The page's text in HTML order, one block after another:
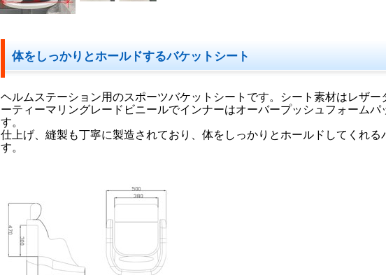
体をしっかりとホールドするバケットシート
ヘルムステーション用のスポーツバケットシートです。シート素材はレザー
ーティーマリングレードビニールでインナーはオーバープッシュフォームパ
す。
仕上げ、縫製も丁寧に製造されており、体をしっかりとホールドしてくれる
す。